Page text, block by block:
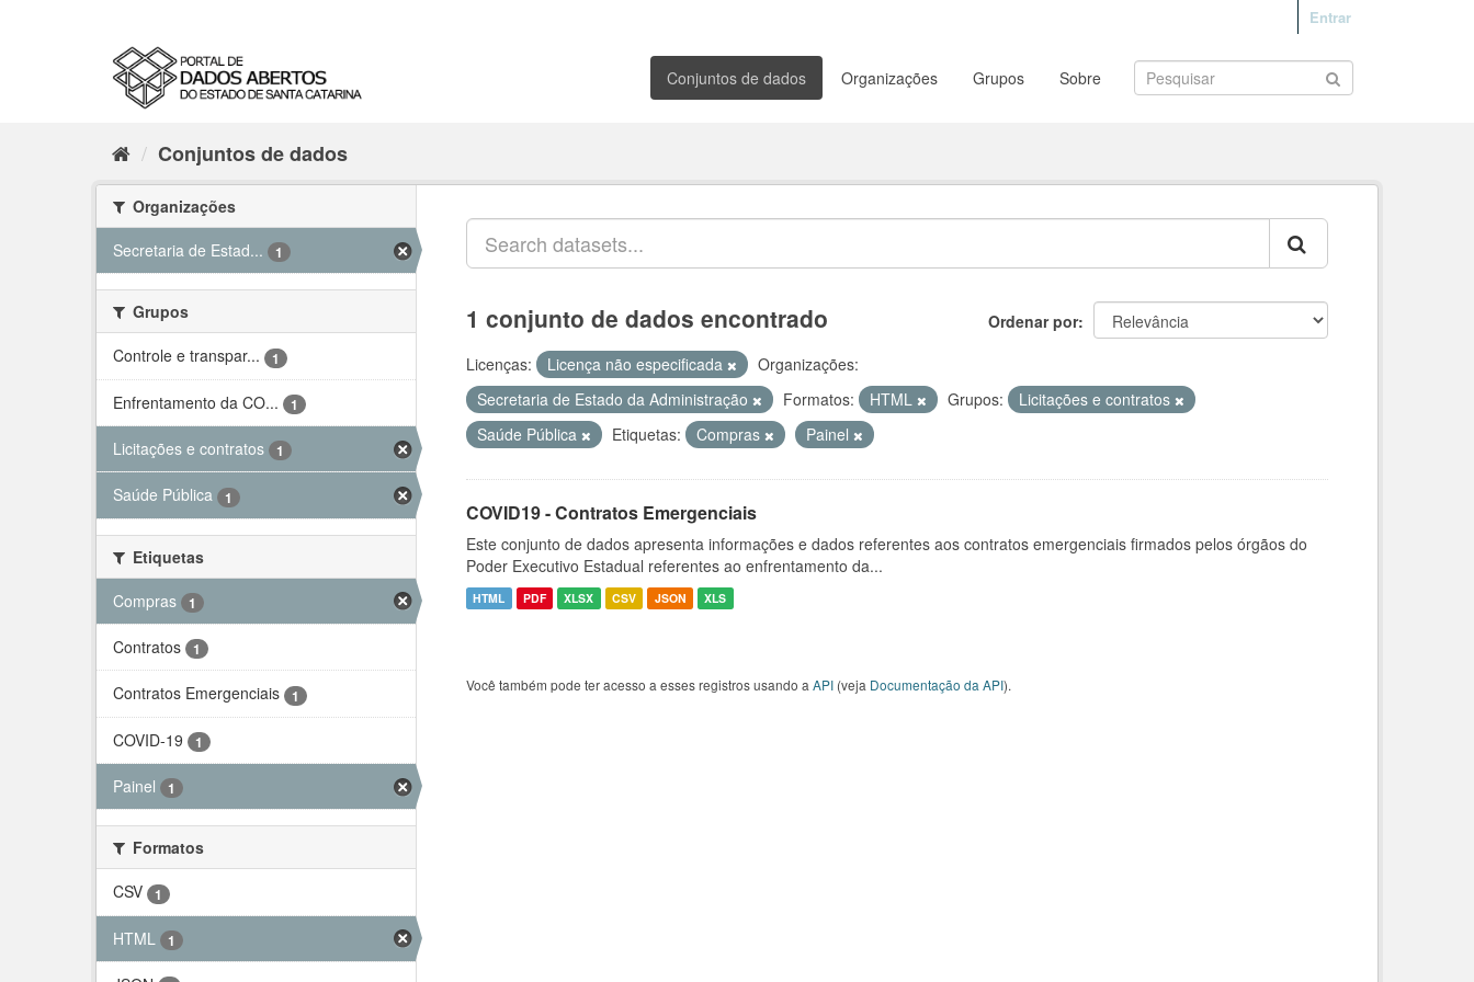
Entrar
Conjuntos de dados Organizações Grupos Sobre
Conjuntos de dados
Organizações
Secretaria de Estad...
1
Grupos
Controle e transpar...
1
Enfrentamento da CO... 1
Licitações e contratos 1
Saúde Pública 1
Etiquetas
Compras
1
Contratos 1
Contratos Emergenciais 1
COVID-19 1
Painel 1
Formatos
CSV
1
HTML 1
Ordenar por
1 conjunto de dados encontrado
Licenças: Licença não especificada
Organizações:
Secretaria de Estado da Administração
Formatos: HTML Grupos:
Licitações e contratos
Saúde Pública
Etiquetas: Compras Painel
COVID19 - Contratos Emergenciais
Este conjunto de dados apresenta informações e dados referentes aos contratos emergenciais firmados pelos órgãos do
Poder Executivo Estadual referentes ao enfrentamento da...
HTML PDF XLSX CSV JSON XLS
Você também pode ter acesso a esses registros usando a API (veja Documentação da API).